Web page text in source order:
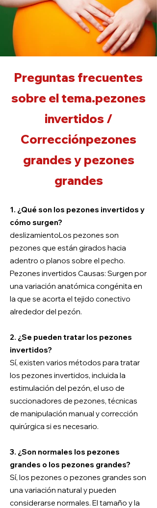
Preguntas frecuentes
sobre el tema.pezones
invertidos /
Correcciónpezones
grandes y pezones
grandes
1. ¿Qué son los pezones invertidos y
cómo surgen?
deslizamientoLos pezones son
pezones que están girados hacia
adentro o planos sobre el pecho.
Pezones invertidos Causas: Surgen por
una variación anatómica congénita en
la que se acorta el tejido conectivo
alrededor del pezón.
2. ¿Se pueden tratar los pezones
invertidos?
Sí, existen varios métodos para tratar
los pezones invertidos, incluida la
estimulación del pezón, el uso de
succionadores de pezones, técnicas
de manipulación manual y corrección
quirúrgica si es necesario.
3. ¿Son normales los pezones
grandes o los pezones grandes?
Sí, los pezones o pezones grandes son
una variación natural y pueden
considerarse normales. El tamaño y la